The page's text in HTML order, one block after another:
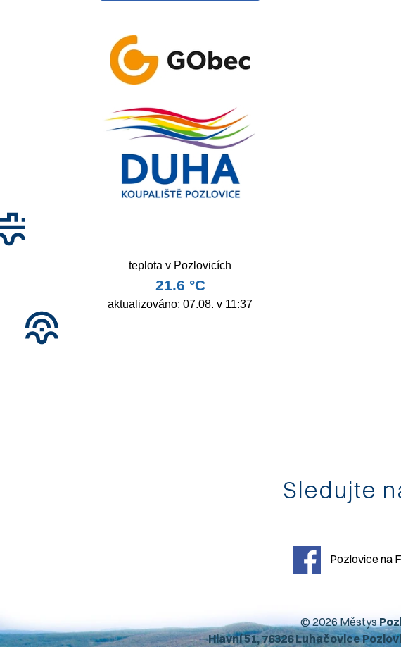
Sledujte
Pozlovice na
© 2026 Městys
Hlavní 51, 76326 Luhačovice